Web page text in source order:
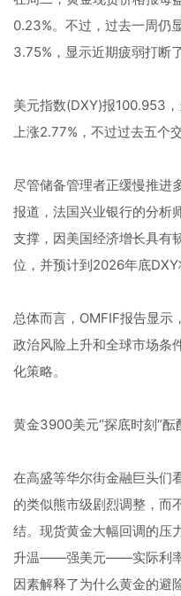
0.23%。不过，过去一周仍
3.75%，显示近期疲弱打断
美元指数(DXY)报100.953
上涨2.77%，不过过去五个
尽管储备管理者正缓慢推
报道，法国兴业银行的分析
支撑，因美国经济增长具有
位，并预计到2026年底DXY
总体而言，OMFIF报告显示
政治风险上升和全球市场条
化策略。
黄金3900美元“探底时刻”酝
在高盛等华尔街金融巨头们
的类似熊市级剧烈调整，而
结。现货黄金大幅回调的
升温——强美元——实际利率
因素解释了为什么黄金的避